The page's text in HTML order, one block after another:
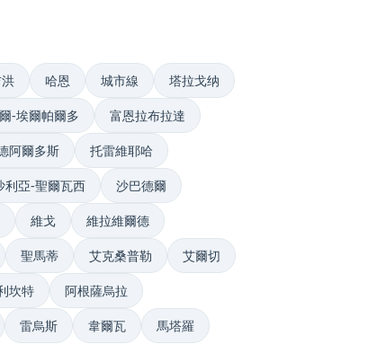
哈恩 城市線 塔拉戈纳
-埃爾帕爾多 富恩拉布拉達
阿爾多斯 托雷維耶哈
利亞-聖爾瓦西 沙巴德爾
維戈 維拉維爾德
聖馬蒂 艾克桑普勒 艾爾切
坎特 阿根薩烏拉
雷烏斯 韋爾瓦 馬塔羅